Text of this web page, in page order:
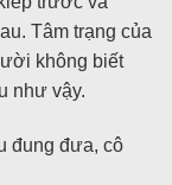
Tâm trạng của
không biết
như vậy.
đung đưa, cô